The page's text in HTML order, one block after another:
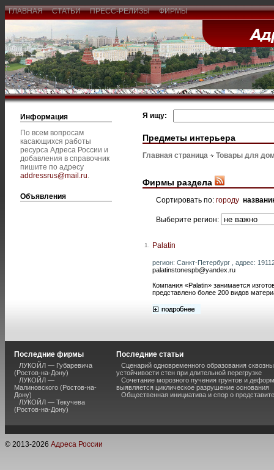
ГЛАВНАЯ СТАТЬИ ПРЕСС-РЕЛИЗЫ ФИРМЫ
Информация
По всем вопросам
касающихся работы
ресурса Адреса России и
добавления в справочник
пишите по адресу
addressrus@mail.ru.
Объявления
Я ищу:
Предметы интерьера
Главная страница Товары для
Фирмы раздела
Сортировать по: городу
Выберите регион:
1. Palatin
регион: Санкт-Петербург , адрес:
palatinstonespb@yandex.ru
Компания «Palatin» занимается
представлено более 200 видов
Последние фирмы
ЛУКОЙЛ — Губаревича
(Ростов-на-Дону)
ЛУКОЙЛ —
Малиновского (Ростов-на-
Дону)
ЛУКОЙЛ — Текучева
(Ростов-на-Дону)
Последние статьи
Сценарий одновременного образования
устойчивости стен при длительной перегрузке
Сочетание морозного пучения грунтов и
выявляется циклическое разрушение основания
Общественная инициатива и спор о
© 2013-2026 Адреса России